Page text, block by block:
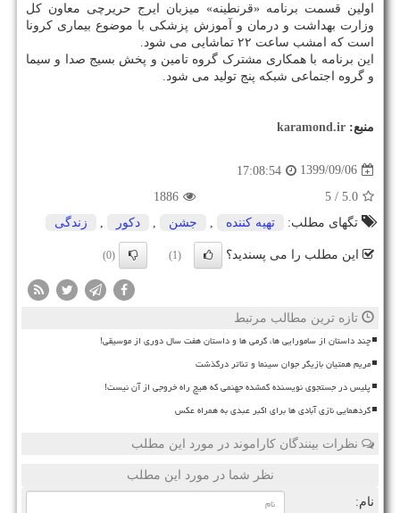
اولین قسمت برنامه «قرنطینه» میزبان ایرج حریرچی معاون کل
وزارت بهداشت و درمان و آموزش پزشکی با موضوع بیماری کرونا
است که امشب ساعت ۲۲ تماشایی می شود.
این برنامه با همکاری مشترک گروه تامین و پخش بسیج صدا و سیما
و گروه اجتماعی شبکه پنج تولید می شود.
منبع: karamond.ir
1399/09/06
17:08:54
5.0
/ 5
1886
تگهای مطلب:
تهیه كننده جشن دكور زندگی
این مطلب را می پسندید؟ (1)
(0)
تازه ترین مطالب مرتبط
چند داستان از سامورایی ها، گرمی ها و داستان هفت سال دوری از موسیقی!
مریم همتیان بازیگر جوان سینما و تئاتر درگذشت
پلیس در جستجوی نویسنده گمشده جهنمی که هیچ راه خروجی از آن نیست!
گردهمایی نازی آبادی ها برای اکبر عبدی به همراه عکس
نظرات بینندگان کاراموند در مورد این مطلب
نظر شما در مورد این مطلب
نام: